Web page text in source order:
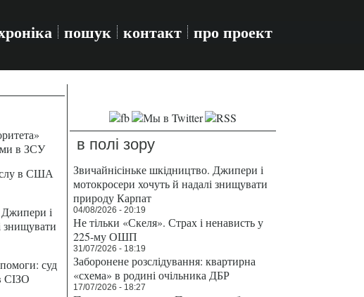
пошук контакт про проект
в ЗСУ
в США
Джипери і
знищувати
суд
СІЗО
в полі зору
Звичайнісіньке шкідництво. Джипери і
мотокросери хочуть й надалі знищувати
природу Карпат
04/08/2026 - 20:19
Не тільки «Скеля». Страх і ненависть у
225-му ОШП
31/07/2026 - 18:19
Заборонене розслідування: квартирна
«схема» в родині очільника ДБР
17/07/2026 - 18:27